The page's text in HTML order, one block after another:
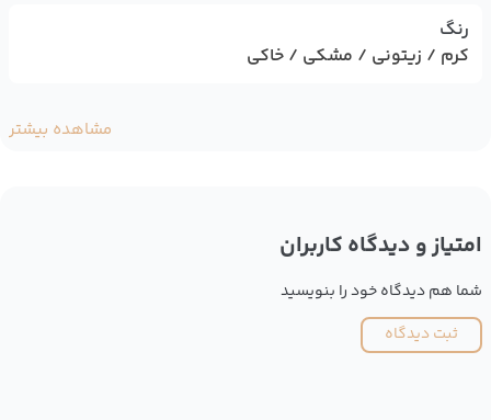
رنگ
کرم / زیتونی / مشکی / خاکی
مشاهده بیشتر
امتیاز و دیدگاه کاربران
شما هم دیدگاه خود را بنویسید
ثبت دیدگاه